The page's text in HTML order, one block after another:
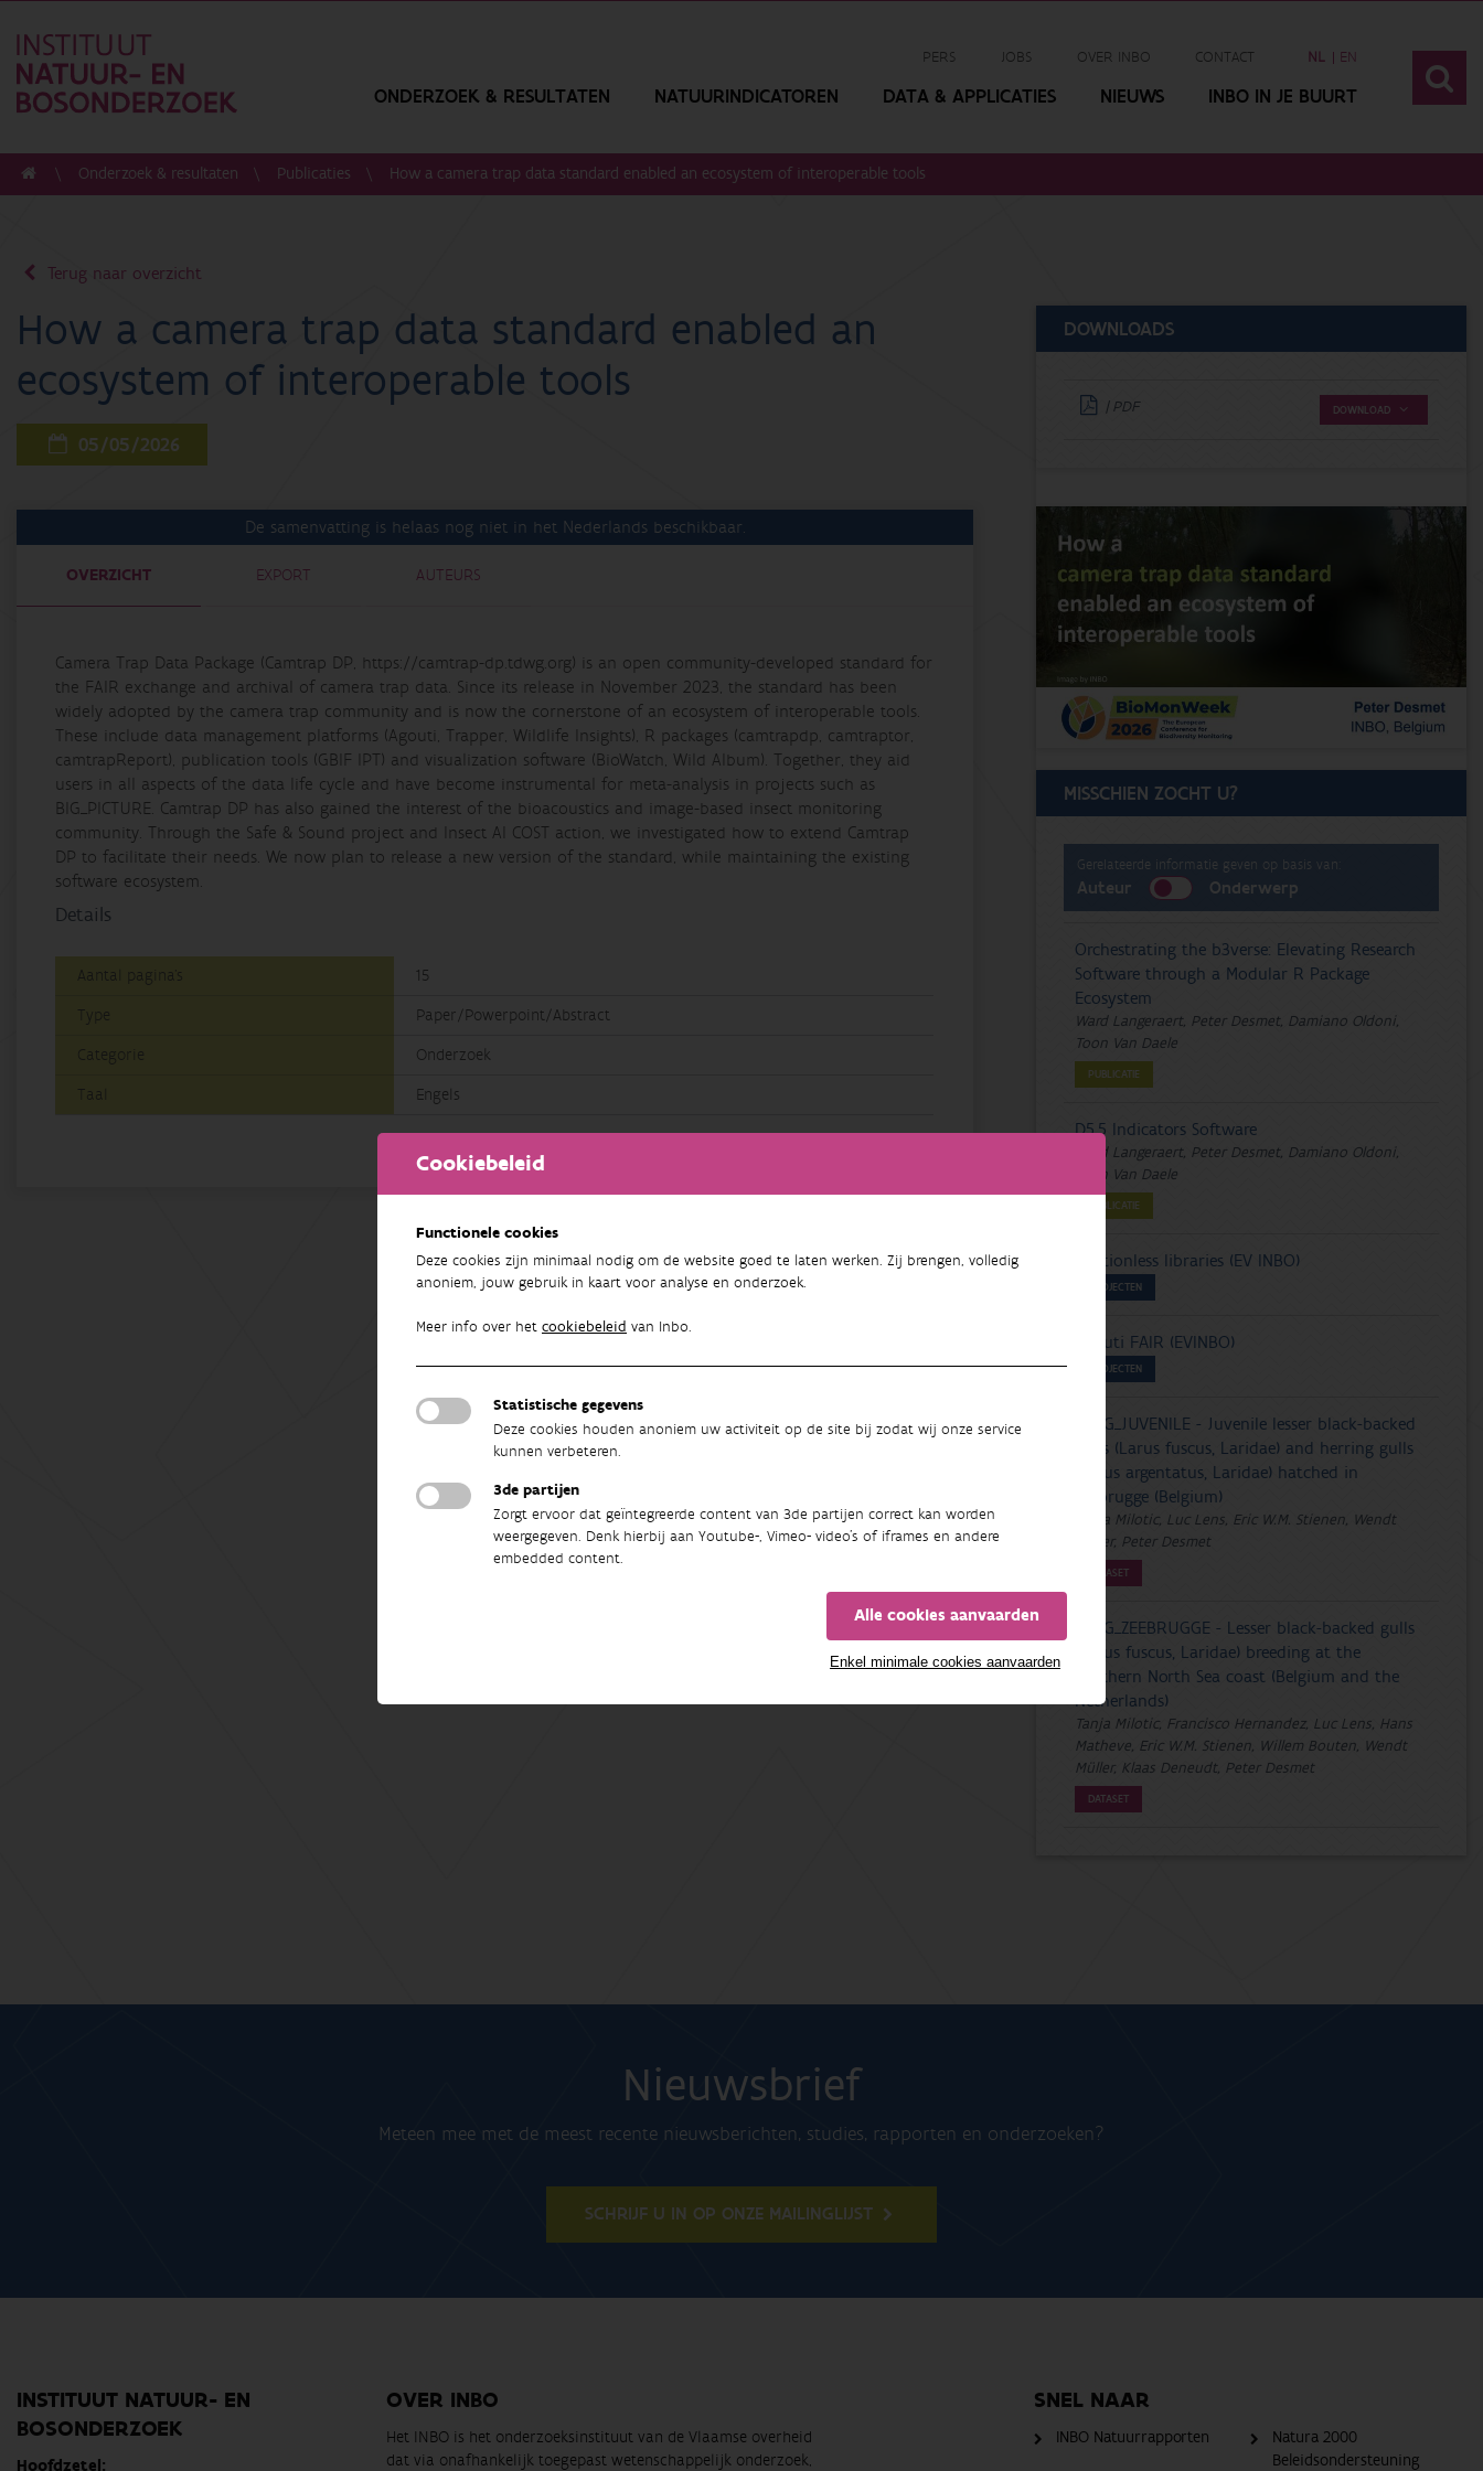
Cookiebeleid
Functionele cookies
Deze cookies zijn minimaal nodig om de website goed te laten werken. Zij brengen, volledig
anoniem, jouw gebruik in kaart voor analyse en onderzoek.
Meer info over het cookiebeleid van Inbo.
Statistische gegevens
Deze cookies houden anoniem uw activiteit op de site bij zodat wij onze service
kunnen verbeteren.
3de partijen
Zorgt ervoor dat geïntegreerde content van 3de partijen correct kan worden
weergegeven. Denk hierbij aan Youtube-, Vimeo- video's of iframes en andere
embedded content.
Alle cookies aanvaarden
Enkel minimale cookies aanvaarden
PERS JOBS OVER INBO CONTACT NL EN
ONDERZOEK & RESULTATEN NATUURINDICATOREN DATA & APPLICATIES NIEUWS INBO IN JE BUURT
Onderzoek & resultaten Publicaties How a camera trap data standard enabled an ecosystem of interoperable tools
Terug naar overzicht
How a camera trap data standard enabled an
ecosystem of interoperable tools
05/05/2026
De samenvatting is helaas nog niet in het Nederlands beschikbaar.
OVERZICHT EXPORT AUTEURS
Camera Trap Data Package (Camtrap DP, https://camtrap-dp.tdwg.org) is an open community-developed standard for
the FAIR exchange and archival of camera trap data. Since its release in November 2023, the standard has been
widely adopted by the camera trap community and is now the cornerstone of an ecosystem of interoperable tools.
These include data management platforms (Agouti, Trapper, Wildlife Insights), R packages (camtrapdp, camtraptor,
camtrapReport), publication tools (GBIF IPT) and visualization software (BioWatch, Wild Album). Together, they aid
users in all aspects of the data life cycle and have become instrumental for meta-analysis in projects such as
BIG_PICTURE. Camtrap DP has also gained the interest of the bioacoustics and image-based insect monitoring
community. Through the Safe & Sound project and Insect AI COST action, we investigated how to extend Camtrap
DP to facilitate their needs. We now plan to release a new version of the standard, while maintaining the existing
software ecosystem.
Details
Aantal pagina's
15
Type
Paper/Powerpoint/Abstract
Categorie
Onderzoek
Taal
Engels
DOWNLOADS
| PDF DOWNLOAD
MISSCHIEN ZOCHT U?
Gerelateerde informatie geven op basis van:
Auteur Onderwerp
Orchestrating the b3verse: Elevating Research
Software through a Modular R Package
Ecosystem
Ward Langeraert, Peter Desmet, Damiano Oldoni,
Toon Van Daele
PUBLICATIE
D5.5 Indicators Software
Ward Langeraert, Peter Desmet, Damiano Oldoni,
Toon Van Daele
PUBLICATIE
Frictionless libraries (EV INBO)
PROJECTEN
Agouti FAIR (EVINBO)
PROJECTEN
LBBG_JUVENILE - Juvenile lesser black-backed
gulls (Larus fuscus, Laridae) and herring gulls
(Larus argentatus, Laridae) hatched in
Zeebrugge (Belgium)
Tanja Milotic, Luc Lens, Eric W.M. Stienen, Wendt
Müller, Peter Desmet
DATASET
LBBG_ZEEBRUGGE - Lesser black-backed gulls
(Larus fuscus, Laridae) breeding at the
southern North Sea coast (Belgium and the
Netherlands)
Tanja Milotic, Francisco Hernandez, Luc Lens, Hans
Matheve, Eric W.M. Stienen, Willem Bouten, Wendt
Müller, Klaas Deneudt, Peter Desmet
DATASET
Nieuwsbrief
Meteen mee met de meest recente nieuwsberichten, studies, rapporten en onderzoeken?
SCHRIJF U IN OP ONZE MAILINGLIJST
INSTITUUT NATUUR- EN
BOSONDERZOEK
Hoofdzetel:
OVER INBO
Het INBO is het onderzoeksinstituut van de Vlaamse overheid
dat via onafhankelijk toegepast wetenschappelijk onderzoek,
SNEL NAAR
INBO Natuurrapporten
Natura 2000
Beleidsondersteuning